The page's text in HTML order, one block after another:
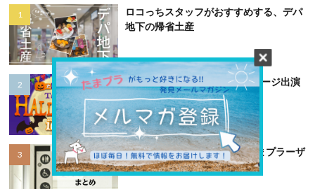
ロコっちスタッフがおすすめする、デパ
地下の帰省土産
第7回たまプラハロウィン ステージ出演
者募集
あると便利！トイレMAP【たまプラーザ
テラス編】